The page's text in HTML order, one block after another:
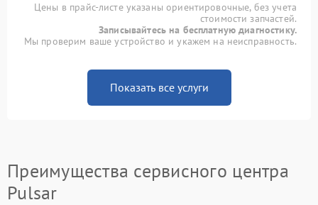
Цены в прайс-листе указаны ориентировочные, без учета
стоимости запчастей.
Записывайтесь на бесплатную диагностику.
Мы проверим ваше устройство и укажем на неисправность.
Показать все услуги
Преимущества сервисного центра
Pulsar